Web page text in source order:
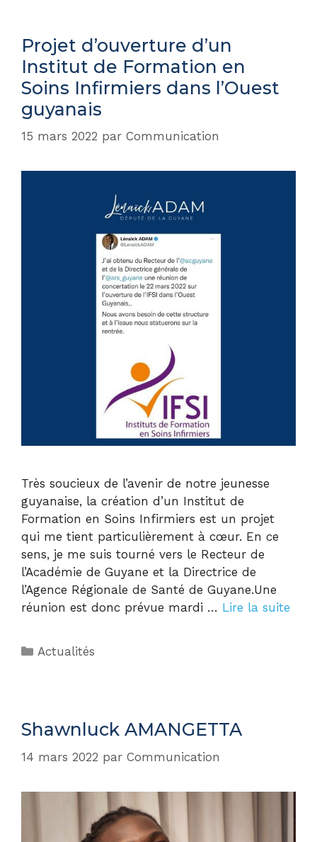
Projet d’ouverture d’un
Institut de Formation en
Soins Infirmiers dans l’Ouest
guyanais
15 mars 2022 par Communication
Très soucieux de l’avenir de notre jeunesse
guyanaise, la création d’un Institut de
Formation en Soins Infirmiers est un projet
qui me tient particulièrement à cœur. En ce
sens, je me suis tourné vers le Recteur de
l’Académie de Guyane et la Directrice de
l’Agence Régionale de Santé de Guyane.Une
réunion est donc prévue mardi … Lire la suite
Actualités
Shawnluck AMANGETTA
14 mars 2022 par Communication